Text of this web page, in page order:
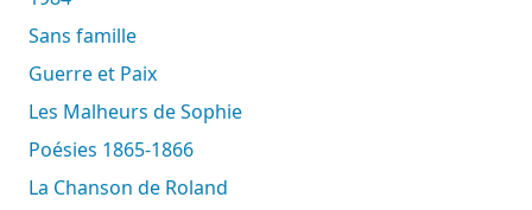
Sans famille
Guerre et Paix
Les Malheurs de Sophie
Poésies 1865-1866
La Chanson de Roland